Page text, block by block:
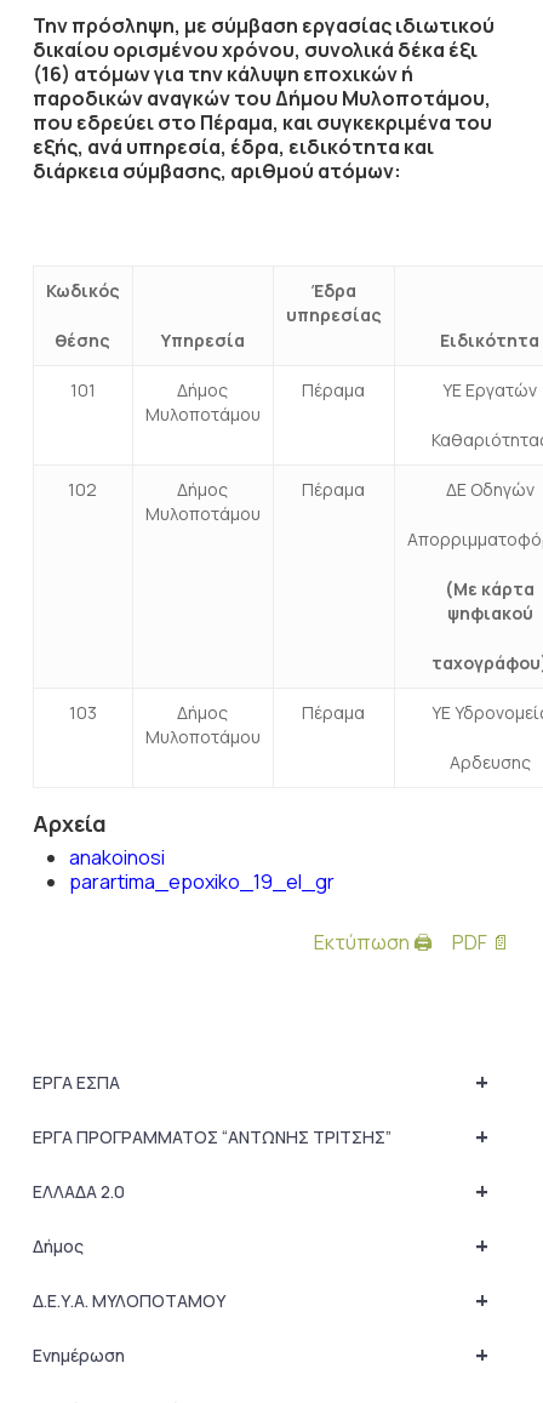
Την πρόσληψη, με σύμβαση εργασίας ιδιωτικού
δικαίου ορισμένου χρόνου, συνολικά δέκα έξι
(16) ατόμων για την κάλυψη εποχικών ή
παροδικών αναγκών του Δήμου Μυλοποτάμου,
που εδρεύει στο Πέραμα, και συγκεκριμένα του
εξής, ανά υπηρεσία, έδρα, ειδικότητα και
διάρκεια σύμβασης, αριθμού ατόμων:
Κωδικός
θέσης Υπηρεσία
Έδρα
υπηρεσίας
Ειδικότητα
101
Δήμος
Μυλοποτάμου
Πέραμα ΥΕ Εργατών
102
Δήμος
Μυλοποτάμου
Πέραμα ΔΕ Οδηγών
(Με κάρτα
ψηφιακού
103
Δήμος
Μυλοποτάμου
Πέραμα ΥΕ
Αρδευσης
Αρχεία
anakoinosi
parartima_epoxiko_19_el_gr
Εκτύπωση 🖨 PDF 📄
+
ΕΡΓΑ ΕΣΠΑ
+
ΕΡΓΑ ΠΡΟΓΡΑΜΜΑΤΟΣ “ΑΝΤΩΝΗΣ ΤΡΙΤΣΗΣ”
+
ΕΛΛΑΔΑ 2.0
+
Δήμος
+
Δ.Ε.Υ.Α. ΜΥΛΟΠΟΤΑΜΟΥ
+
Ενημέρωση